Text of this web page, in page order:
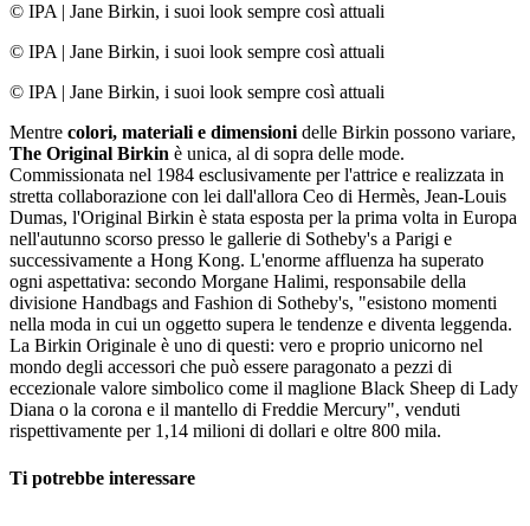
© IPA | Jane Birkin, i suoi look sempre così attuali
© IPA | Jane Birkin, i suoi look sempre così attuali
© IPA | Jane Birkin, i suoi look sempre così attuali
Mentre colori, materiali e dimensioni delle Birkin possono variare,
The Original Birkin è unica, al di sopra delle mode.
Commissionata nel 1984 esclusivamente per l'attrice e realizzata in
stretta collaborazione con lei dall'allora Ceo di Hermès, Jean-Louis
Dumas, l'Original Birkin è stata esposta per la prima volta in Europa
nell'autunno scorso presso le gallerie di Sotheby's a Parigi e
successivamente a Hong Kong. L'enorme affluenza ha superato
ogni aspettativa: secondo Morgane Halimi, responsabile della
divisione Handbags and Fashion di Sotheby's, "esistono momenti
nella moda in cui un oggetto supera le tendenze e diventa leggenda.
La Birkin Originale è uno di questi: vero e proprio unicorno nel
mondo degli accessori che può essere paragonato a pezzi di
eccezionale valore simbolico come il maglione Black Sheep di Lady
Diana o la corona e il mantello di Freddie Mercury", venduti
rispettivamente per 1,14 milioni di dollari e oltre 800 mila.
Ti potrebbe interessare